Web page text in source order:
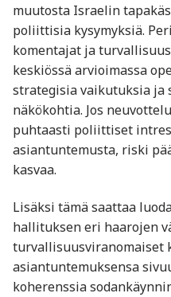
muutosta Israelin
poliittisia kysymyksiä.
komentajat ja
keskiössä arvioimassa
strategisia vaikutuksia
näkökohtia. Jos
puhtaasti poliittiset
asiantuntemusta, riski
kasvaa.
Lisäksi tämä saattaa
hallituksen eri haarojen
turvallisuusviranomaiset
asiantuntemuksensa
koherenssia